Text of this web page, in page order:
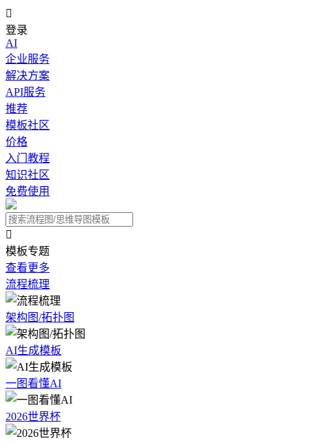

登录
AI
企业服务
解决方案
API服务
推荐
模板社区
价格
入门教程
知识社区
免费使用

模板专题
查看更多
流程梳理
架构图/拓扑图
AI生成模板
一图看懂AI
2026世界杯